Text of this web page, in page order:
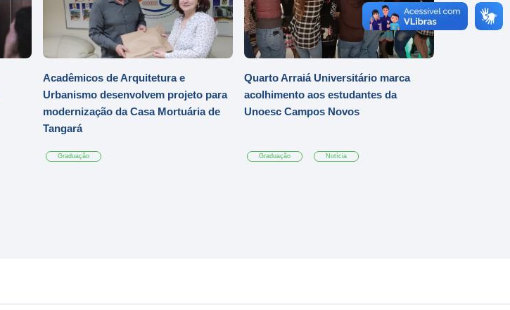
Acadêmicos de Arquitetura e
Urbanismo desenvolvem projeto para
modernização da Casa Mortuária de
Tangará
Graduação
Quarto Arraiá Universitário marca
acolhimento aos estudantes da
Unoesc Campos Novos
Graduação Notícia